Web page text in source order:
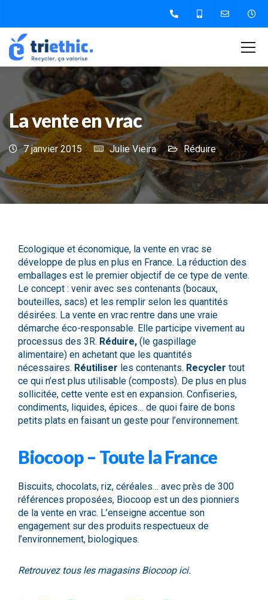
La vente en vrac
7 janvier 2015 Julie Vieira Réduire
Ecologique et économique, la vente en vrac se
développe de plus en plus en France. La réduction des
emballages est le premier objectif de ce type de vente.
Le concept : venir avec ses contenants (bocaux,
bouteilles, sacs) et les remplir selon les quantités
désirées. La vente en vrac rentre dans une vraie
démarche éco-responsable. Elle participe vivement au
processus des 3R. Réduire, (le gaspillage
alimentaire) en achetant que les quantités
nécessaires. Réutiliser les contenants. Recycler tout
ce qui n’est plus utilisable (composts). De plus en plus
sollicitée, cette vente est en expansion. Confiseries,
condiments, liquides, épices… de quoi faire de bons
petits plats en faisant un geste pour l’environnement.
Biocoop – Toute la France
Biscuits, chocolats, riz, céréales… avec près de 300
références proposées, Biocoop est un des pionniers
de la vente en vrac. L’enseigne accentue son
engagement sur des produits respectueux de
l’environnement, biologiques.
Retrouvez tous les magasins Biocoop ici.